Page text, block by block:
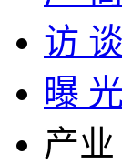
访 谈
曝 光
产